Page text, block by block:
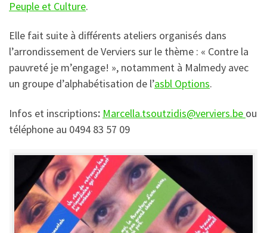
Peuple et Culture.
Elle fait suite à différents ateliers organisés dans
l’arrondissement de Verviers sur le thème : « Contre la
pauvreté je m’engage! », notamment à Malmedy avec
un groupe d’alphabétisation de l’asbl Options.
Infos et inscriptions: Marcella.tsoutzidis@verviers.be ou
téléphone au 0494 83 57 09